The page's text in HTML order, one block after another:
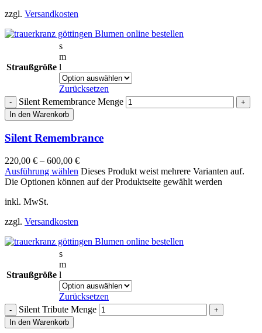
zzgl. Versandkosten
Straußgröße
s
m
l
Zurücksetzen
Silent Remembrance Menge
In den Warenkorb
Silent Remembrance
220,00 € – 600,00 €
Ausführung wählen Dieses Produkt weist mehrere Varianten auf.
Die Optionen können auf der Produktseite gewählt werden
inkl. MwSt.
zzgl. Versandkosten
Straußgröße
s
m
l
Zurücksetzen
Silent Tribute Menge
In den Warenkorb